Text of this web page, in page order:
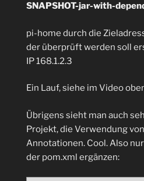
SNAPSHOT-jar-with-
pi-home durch die
der überprüft werden soll
IP 168.1.2.3
Ein Lauf, siehe im Video
Übrigens sieht man auch
Projekt, die Verwendung
Annotationen. Cool. Also
der pom.xml ergänzen: